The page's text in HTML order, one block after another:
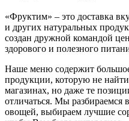
«Фруктим» – это доставка
и других натуральных
создан дружной командой
здорового и полезного
Наше меню содержит
продукции, которую не
магазинах, но даже те
отличаться. Мы разбираемся
овощей, выбираем лучшие